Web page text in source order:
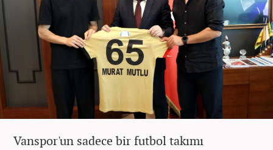
Vanspor'un sadece bir futbol takımı